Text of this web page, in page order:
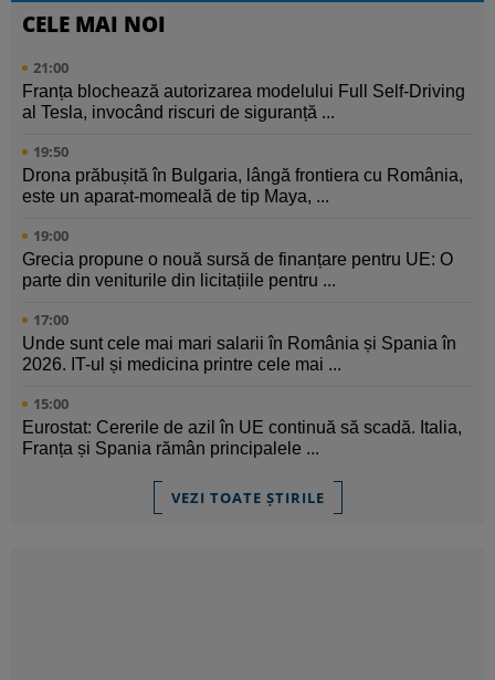
CELE MAI NOI
21:00
Franța blochează autorizarea modelului Full Self-Driving
al Tesla, invocând riscuri de siguranță ...
19:50
Drona prăbușită în Bulgaria, lângă frontiera cu România,
este un aparat-momeală de tip Maya, ...
19:00
Grecia propune o nouă sursă de finanțare pentru UE: O
parte din veniturile din licitațiile pentru ...
17:00
Unde sunt cele mai mari salarii în România și Spania în
2026. IT-ul și medicina printre cele mai ...
15:00
Eurostat: Cererile de azil în UE continuă să scadă. Italia,
Franța și Spania rămân principalele ...
VEZI TOATE ȘTIRILE